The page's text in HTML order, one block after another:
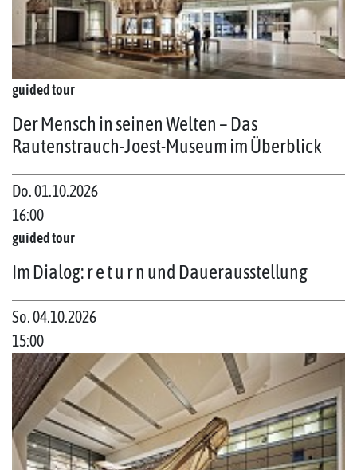
guided tour
Der Mensch in seinen Welten – Das
Rautenstrauch-Joest-Museum im Überblick
Do. 01.10.2026
16:00
guided tour
Im Dialog: r e t u r n und Dauerausstellung
So. 04.10.2026
15:00